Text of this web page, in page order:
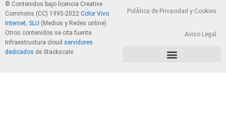
© Contenidos bajo licencia Creative
Commons (CC) 1995-2022 Color Vivo
Internet, SLU (Medios y Redes online).
Otros contenidos se cita fuente.
Infraestructura cloud servidores
dedicados de Stackscale.
PolÃ­tica de Privacidad y Cookies
Aviso Legal